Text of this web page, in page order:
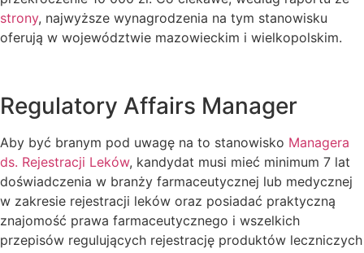
strony, najwyższe wynagrodzenia na tym stanowisku
oferują w województwie mazowieckim i wielkopolskim.
Regulatory Affairs Manager
Aby być branym pod uwagę na to stanowisko Managera
ds. Rejestracji Leków, kandydat musi mieć minimum 7 lat
doświadczenia w branży farmaceutycznej lub medycznej
w zakresie rejestracji leków oraz posiadać praktyczną
znajomość prawa farmaceutycznego i wszelkich
przepisów regulujących rejestrację produktów leczniczych